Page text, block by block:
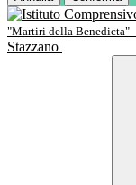
"Martiri della Benedicta"
Stazzano